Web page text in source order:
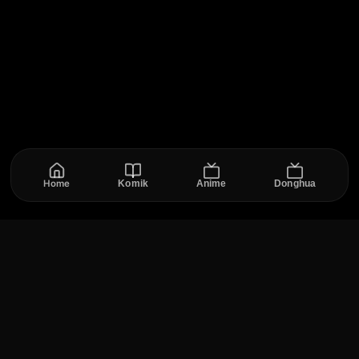
Home Komik Anime Donghua